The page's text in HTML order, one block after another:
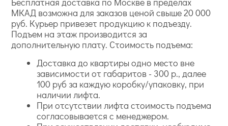
МКАД возможна для заказов ценой свыше 20 000
руб. Курьер привезет продукцию к подъезду.
Подъем на этаж производится за
дополнительную плату. Стоимость подъема:
Доставка до квартиры одно место вне
зависимости от габаритов - 300 р., далее
100 руб за каждую коробку/упаковку, при
наличии лифта.
При отсутствии лифта стоимость подъема
согласовывается с менеджером.